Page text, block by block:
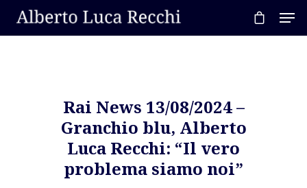
Rai News 13/08/2024 –
Granchio blu, Alberto
Luca Recchi: “Il vero
problema siamo noi”